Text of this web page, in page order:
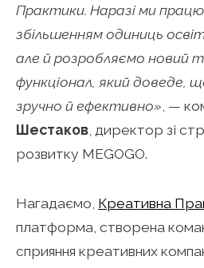
Практики. Наразі ми
збільшенням одиниць
але й розробляємо новий
функціонал, який доведе,
зручно й ефективно» , —
Шестаков , директор зі
розвитку MEGOGO.
Нагадаємо, Креативна
платформа, створена
сприяння креативних